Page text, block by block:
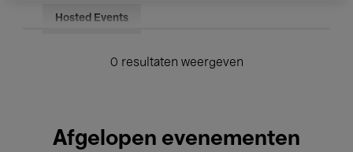
Hosted Events
0 resultaten weergeven
Afgelopen evenementen